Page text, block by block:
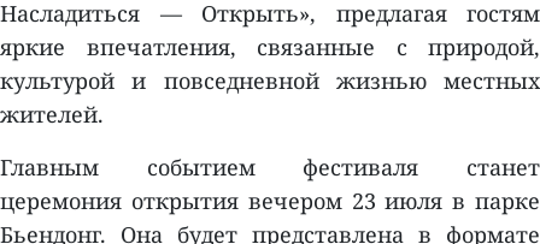
Насладиться — Открыть», предлагая гостям
яркие впечатления, связанные с природой,
культурой и повседневной жизнью местных
жителей.
Главным событием фестиваля станет
церемония открытия вечером 23 июля в парке
Бьендонг. Она будет представлена в формате